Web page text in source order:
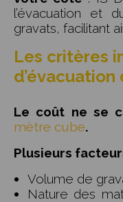
l’évacuation et
gravats, facilitant
Les critères
Le coût ne se
mètre cube.
Plusieurs
Volume de
Nature des